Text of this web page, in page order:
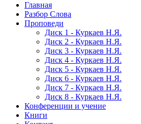
Главная
Разбор Слова
Проповеди
Диск 1 - Куркаев Н.Я.
Диск 2 - Куркаев Н.Я.
Диск 3 - Куркаев Н.Я.
Диск 4 - Куркаев Н.Я.
Диск 5 - Куркаев Н.Я.
Диск 6 - Куркаев Н.Я.
Диск 7 - Куркаев Н.Я.
Диск 8 - Куркаев Н.Я.
Конференции и учение
Книги